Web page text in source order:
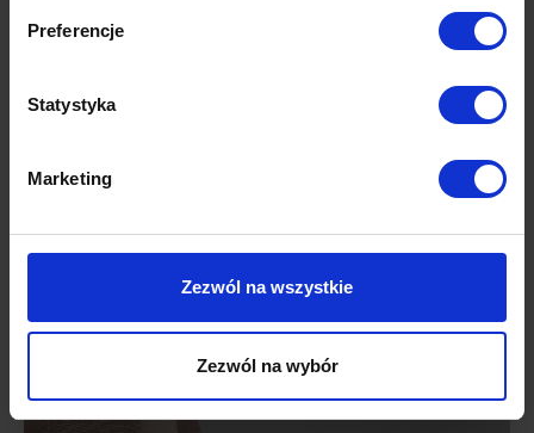
Preferencje
Statystyka
Marketing
Zezwól na wszystkie
Zezwól na wybór